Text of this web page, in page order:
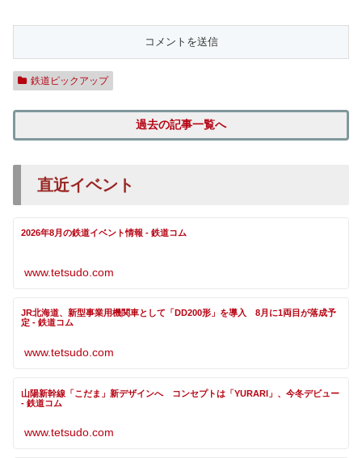
鉄道ピックアップ
過去の記事一覧へ
直近イベント
2026年8月の鉄道イベント情報 - 鉄道コム
www.tetsudo.com
JR北海道、新型事業用機関車として「DD200形」を導入 8月に1両目が落成予
定 - 鉄道コム
www.tetsudo.com
山陽新幹線「こだま」新デザインへ コンセプトは「YURARI」、今冬デビュー
- 鉄道コム
www.tetsudo.com